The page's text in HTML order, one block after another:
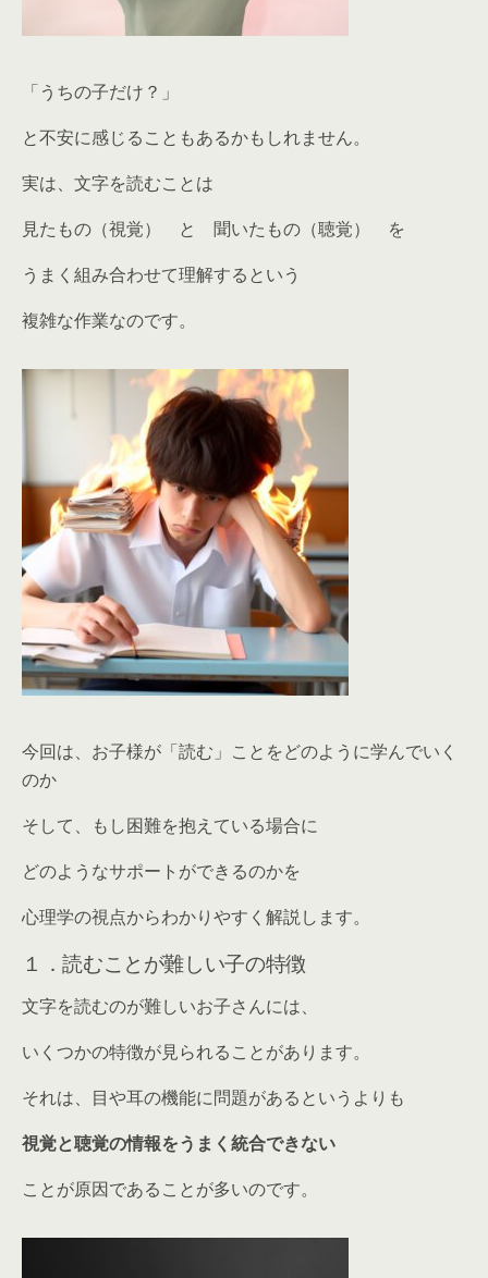
「うちの子だけ？」
と不安に感じることもあるかもしれません。
実は、文字を読むことは
見たもの（視覚） と 聞いたもの（聴覚） を
うまく組み合わせて理解するという
複雑な作業なのです。
今回は、お子様が「読む」ことをどのように学んでいく
のか
そして、もし困難を抱えている場合に
どのようなサポートができるのかを
心理学の視点からわかりやすく解説します。
１．読むことが難しい子の特徴
文字を読むのが難しいお子さんには、
いくつかの特徴が見られることがあります。
それは、目や耳の機能に問題があるというよりも
視覚と聴覚の情報をうまく統合できない
ことが原因であることが多いのです。